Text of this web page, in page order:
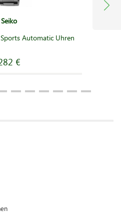
Seiko
Sports Automatic Uhren
€